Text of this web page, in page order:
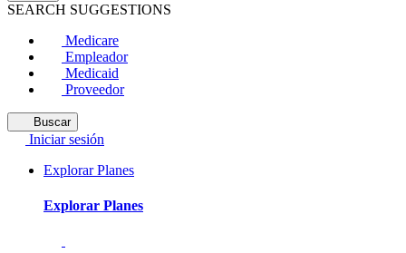
SEARCH SUGGESTIONS
Medicare
Empleador
Medicaid
Proveedor
Buscar
Iniciar sesión
Explorar Planes
Explorar Planes